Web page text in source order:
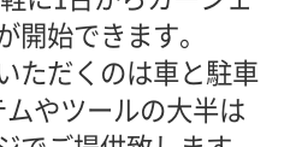
開始できます。
ただくのは車と駐車
やツールの大半は